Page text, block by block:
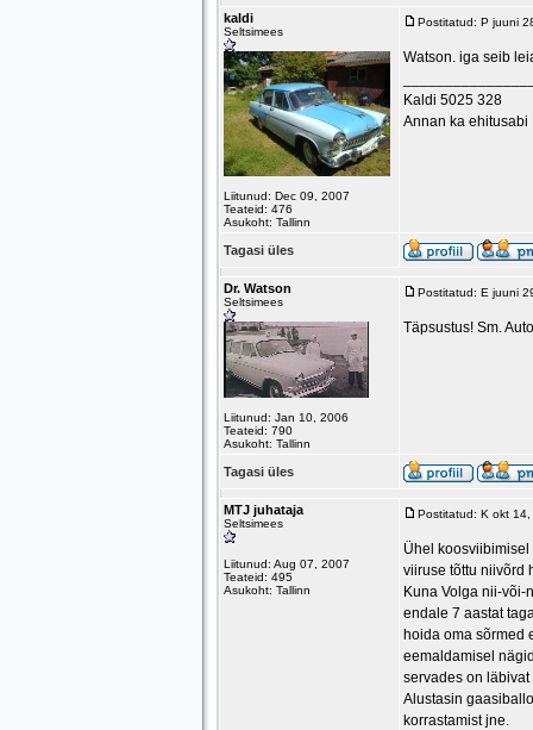
kaldi
Seltsimees
Liitunud: Dec 09, 2007
Teateid: 476
Asukoht: Tallinn
Postitatud: P juuni
Watson. iga seib
Kaldi 5025 328
Annan ka ehitusabi
Tagasi üles
Dr. Watson
Seltsimees
Liitunud: Jan 10, 2006
Teateid: 790
Asukoht: Tallinn
Postitatud: E juuni
Täpsustus! Sm.
Tagasi üles
MTJ juhataja
Seltsimees
Liitunud: Aug 07, 2007
Teateid: 495
Asukoht: Tallinn
Postitatud: K okt
Ühel koosviibimisel
viiruse tõttu niivõrd
Kuna Volga nii-või-
endale 7 aastat
hoida oma sõrmed
eemaldamisel
servades on
Alustasin
korrastamist jne.